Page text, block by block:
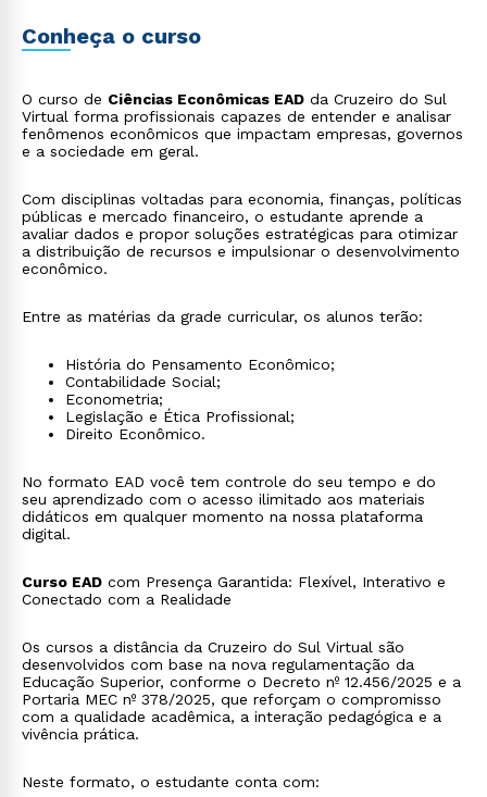
Conheça o curso
O curso de Ciências Econômicas EAD da Cruzeiro do Sul
Virtual forma profissionais capazes de entender e analisar
fenômenos econômicos que impactam empresas, governos
e a sociedade em geral.
Com disciplinas voltadas para economia, finanças, políticas
públicas e mercado financeiro, o estudante aprende a
avaliar dados e propor soluções estratégicas para otimizar
a distribuição de recursos e impulsionar o desenvolvimento
econômico.
Entre as matérias da grade curricular, os alunos terão:
História do Pensamento Econômico;
Contabilidade Social;
Econometria;
Legislação e Ética Profissional;
Direito Econômico.
No formato EAD você tem controle do seu tempo e do
seu aprendizado com o acesso ilimitado aos materiais
didáticos em qualquer momento na nossa plataforma
digital.
Curso EAD com Presença Garantida: Flexível, Interativo e
Conectado com a Realidade
Os cursos a distância da Cruzeiro do Sul Virtual são
desenvolvidos com base na nova regulamentação da
Educação Superior, conforme o Decreto nº 12.456/2025 e a
Portaria MEC nº 378/2025, que reforçam o compromisso
com a qualidade acadêmica, a interação pedagógica e a
vivência prática.
Neste formato, o estudante conta com: